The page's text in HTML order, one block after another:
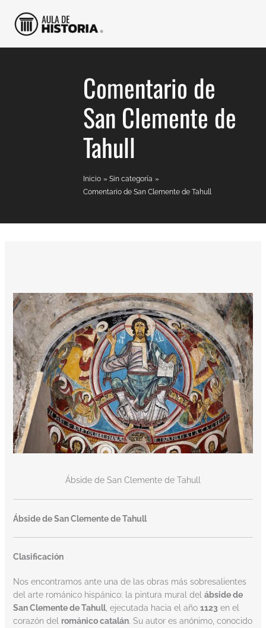
contenido
Comentario de
San Clemente de
Tahull
Inicio
Sin categoría
Comentario de San Clemente de Tahull
Ábside de San Clemente de Tahull
Ábside de San Clemente de Tahull
Clasificación
Nos encontramos ante una de las obras más sobresalientes
del arte románico hispánico: la pintura mural del ábside de
San Clemente de Tahull, ejecutada hacia el año 1123 en el
corazón del románico catalán. Su autor es anónimo, conocido